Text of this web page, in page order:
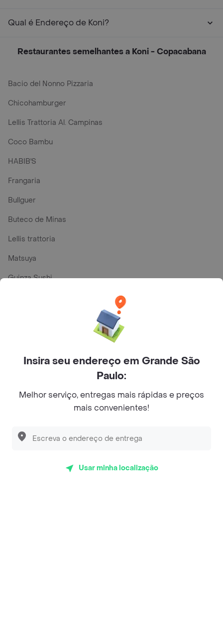
Qual é Endereço de Koni?
Restaurantes semelhantes a Koni - Copacabana
Bacio del Nonno Pizzaria
Chicohamburger
Lellis Trattoria Al. Campinas
Coco Bambu
HABIB'S
Frangaria
Bullguer
Buteco de Minas
Lellis trattoria
Matsuya
Guinza Sushi
Top Marcas e Cadeias de Restaurantes
Encontre-nos nestes países
Insira seu endereço em Grande São
Paulo:
Melhor serviço, entregas mais rápidas e preços
mais convenientes!
Usar minha localização